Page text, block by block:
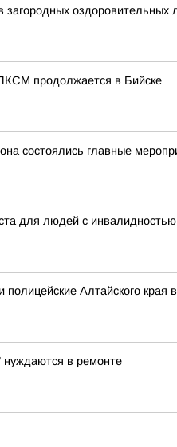
загородных оздоровительных
продолжается в Бийске
состоялись главные
для людей с
Алтайского края
в ремонте